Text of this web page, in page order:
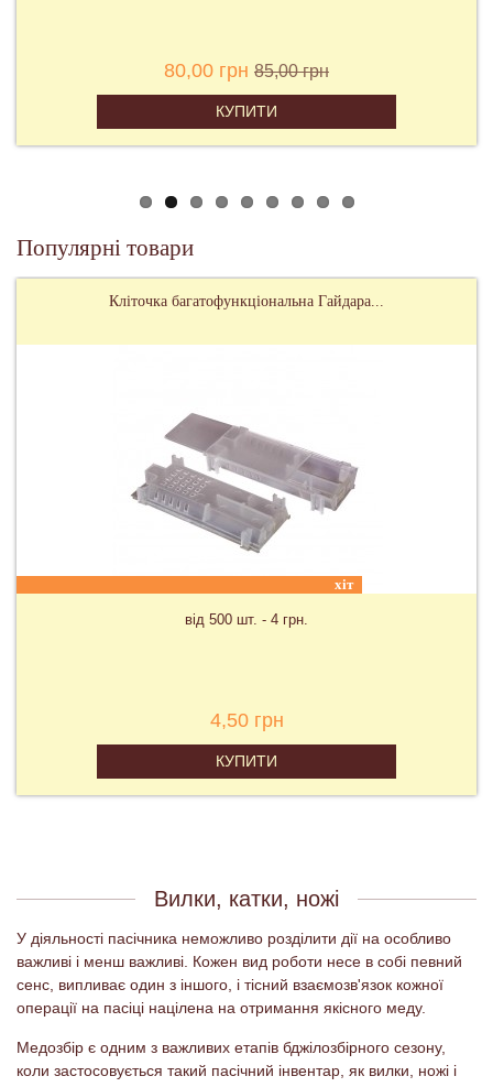
330,00 грн
КУПИТИ
Популярні товари
Карпатські бджоломатки
ціна та доставка в залежності від сезону на запит
300,00 грн
КУПИТИ
Вилки, катки, ножі
У діяльності пасічника неможливо розділити дії на особливо
важливі і менш важливі. Кожен вид роботи несе в собі певний
сенс, випливає один з іншого, і тісний взаємозв'язок кожної
операції на пасіці націлена на отримання якісного меду.
Медозбір є одним з важливих етапів бджілозбірного сезону,
коли застосовується такий пасічний інвентар, як вилки, ножі і